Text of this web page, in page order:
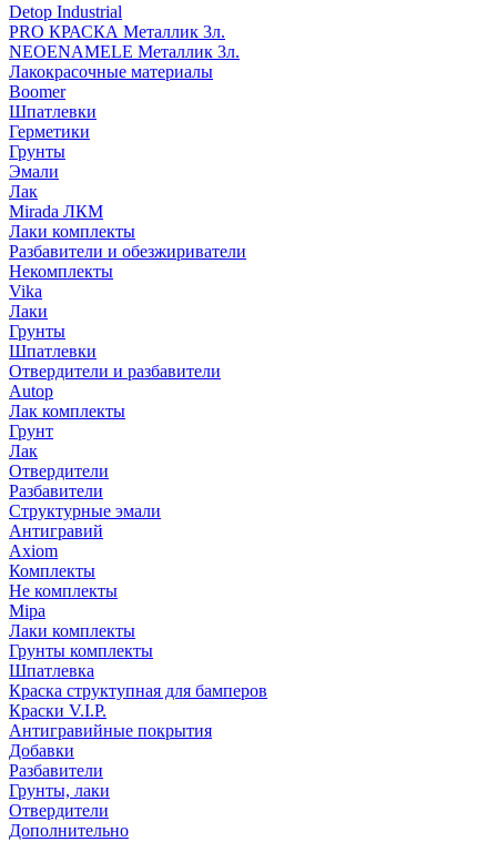
Detop Industrial
PRO КРАСКА Металлик 3л.
NEOENAMELE Металлик 3л.
Лакокрасочные материалы
Boomer
Шпатлевки
Герметики
Грунты
Эмали
Лак
Mirada ЛКМ
Лаки комплекты
Разбавители и обезжириватели
Некомплекты
Vika
Лаки
Грунты
Шпатлевки
Отвердители и разбавители
Autop
Лак комплекты
Грунт
Лак
Отвердители
Разбавители
Структурные эмали
Антигравий
Axiom
Комплекты
Не комплекты
Mipa
Лаки комплекты
Грунты комплекты
Шпатлевка
Краска структупная для бамперов
Краски V.I.P.
Антигравийные покрытия
Добавки
Разбавители
Грунты, лаки
Отвердители
Дополнительно